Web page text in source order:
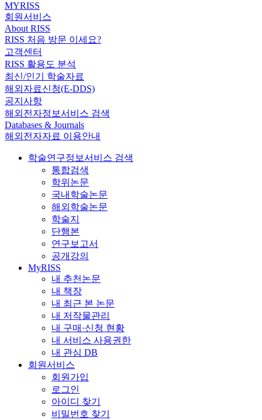
MYRISS
회원서비스
About RISS
RISS 처음 방문 이세요?
고객센터
RISS 활용도 분석
최신/인기 학술자료
해외자료신청(E-DDS)
공지사항
해외전자정보서비스 검색
Databases & Journals
해외전자자료 이용안내
학술연구정보서비스 검색
통합검색
학위논문
국내학술논문
해외학술논문
학술지
단행본
연구보고서
공개강의
MyRISS
내 추천논문
내 책장
내 최근 본 논문
내 저작물관리
내 구매·신청 현황
내 서비스 사용권한
내 관심 DB
회원서비스
회원가입
로그인
아이디 찾기
비밀번호 찾기